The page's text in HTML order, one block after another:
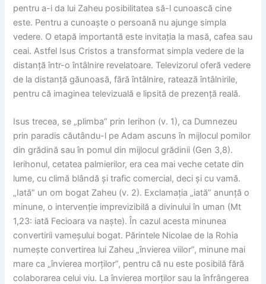
pentru a-i da lui Zaheu posibilitatea să-l cunoască cine
este. Pentru a cunoaște o persoană nu ajunge simpla
vedere. O etapă importantă este invitația la masă, cafea sau
ceai. Astfel Isus Cristos a transformat simpla vedere de la
distanță într-o întâlnire revelatoare. Televizorul oferă vedere
de la distanță găunoasă, fără întâlnire, ratează întâlnirile,
pentru că imaginea televizuală e lipsită de prezență reală.
Isus trecea, se „plimba” prin Ierihon (v. 1), ca Dumnezeu
prin paradis căutându-l pe Adam ascuns în mijlocul pomilor
din grădină sau în pomul din mijlocul grădinii (Gen 3,8).
Ierihonul, cetatea palmierilor, era cea mai veche cetate din
lume, cu climă blândă și trafic comercial, deci și cu vamă.
„Iată” un om bogat Zaheu (v. 2). Exclamația „iată” anunță o
minune, o intervenție imprevizibilă a divinului în uman (Mt
1,23: iată Fecioara va naște). În cazul acesta minunea
convertirii vameșului bogat. Părintele Nicolae de la Rohia
numește convertirea lui Zaheu „învierea viilor”, minune mai
mare ca „învierea morților”, pentru că nu este posibilă fără
colaborarea celui viu. La învierea morților sau la înfrângerea